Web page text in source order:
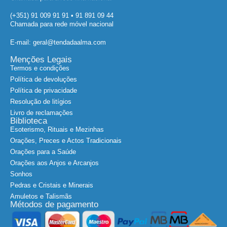
(+351) 91 009 91 91 • 91 891 09 44
Chamada para rede móvel nacional
E-mail: geral@tendadaalma.com
Menções Legais
Termos e condições
Política de devoluções
Política de privacidade
Resolução de litígios
Livro de reclamações
Biblioteca
Esoterismo, Rituais e Mezinhas
Orações, Preces e Actos Tradicionais
Orações para a Saúde
Orações aos Anjos e Arcanjos
Sonhos
Pedras e Cristais e Minerais
Amuletos e Talismãs
Métodos de pagamento